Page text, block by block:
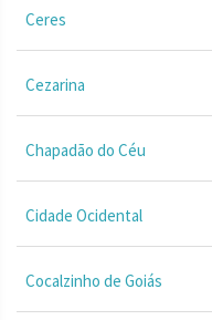
Ceres
Cezarina
Chapadão do Céu
Cidade Ocidental
Cocalzinho de Goiás